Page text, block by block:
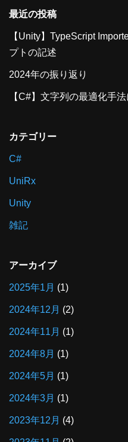
最近の投稿
【Unity】TypeScript
プトの記述
2024年の振り返り
【C#】文字列の最適化手
カテゴリー
C#
UniRx
Unity
雑記
アーカイブ
2025年1月 (1)
2024年12月 (2)
2024年11月 (1)
2024年8月 (1)
2024年5月 (1)
2024年3月 (1)
2023年12月 (4)